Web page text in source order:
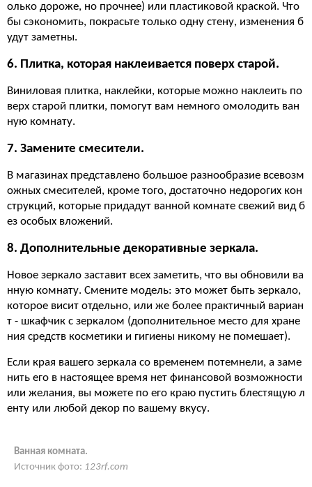
олько дороже, но прочнее) или пластиковой краской. Что
бы сэкономить, покрасьте только одну стену, изменения б
удут заметны.
6. Плитка, которая наклеивается поверх старой.
Виниловая плитка, наклейки, которые можно наклеить по
верх старой плитки, помогут вам немного омолодить ван
ную комнату.
7. Замените смесители.
В магазинах представлено большое разнообразие всевозм
ожных смесителей, кроме того, достаточно недорогих кон
струкций, которые придадут ванной комнате свежий вид б
ез особых вложений.
8. Дополнительные декоративные зеркала.
Новое зеркало заставит всех заметить, что вы обновили ва
нную комнату. Смените модель: это может быть зеркало,
которое висит отдельно, или же более практичный вариан
т - шкафчик с зеркалом (дополнительное место для хране
ния средств косметики и гигиены никому не помешает).
Если края вашего зеркала со временем потемнели, а заме
нить его в настоящее время нет финансовой возможности
или желания, вы можете по его краю пустить блестящую л
енту или любой декор по вашему вкусу.
Ванная комната.
Источник фото: 123rf.com